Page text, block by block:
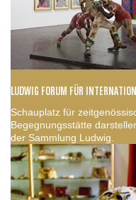
LUDWIG FORUM FÜR
Schauplatz für
Begegnungsstätte
der Sammlung Ludwig.